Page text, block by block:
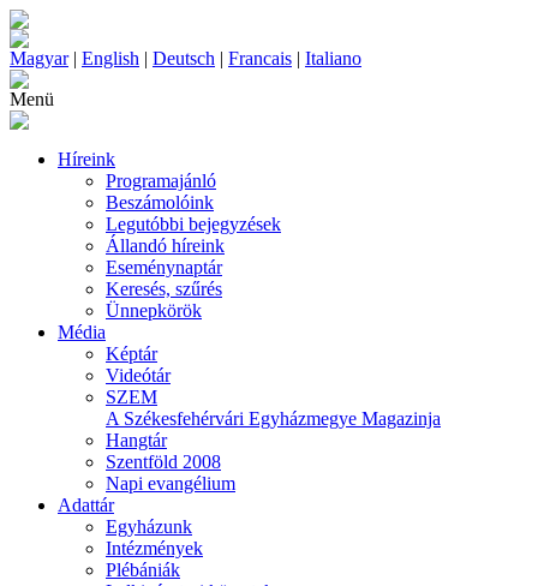
Magyar| English | Deutsch | Francais | Italiano
Menü
Híreink
Programajánló
Beszámolóink
Legutóbbi bejegyzések
Állandó híreink
Eseménynaptár
Keresés, szűrés
Ünnepkörök
Média
Képtár
Videótár
SZEM
A Székesfehérvári Egyházmegye Magazinja
Hangtár
Szentföld 2008
Napi evangélium
Adattár
Egyházunk
Intézmények
Plébániák